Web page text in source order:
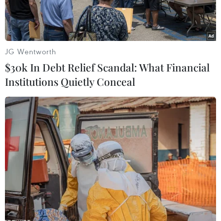
MSB lên tiếng vụ khách hàng vụ khách hàng mất tiền trong tài
khoản. (Ảnh: PV/Vietnam+)
Trước những thông tin liên quan đến việc
khách hàng phản ánh bị mất tiền trong tài
khoản mở tại một chi nhánh tại Hà Nội, Ngân
JG Wentworth
$30k In Debt Relief Scandal: What Financial
Institutions Quietly Conceal